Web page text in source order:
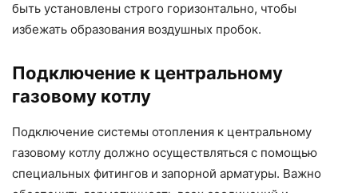
быть установлены строго горизонтально, чтобы
избежать образования воздушных пробок.
Подключение к центральному
газовому котлу
Подключение системы отопления к центральному
газовому котлу должно осуществляться с помощью
специальных фитингов и запорной арматуры. Важно